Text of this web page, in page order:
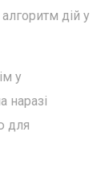
дій у
у
наразі
для